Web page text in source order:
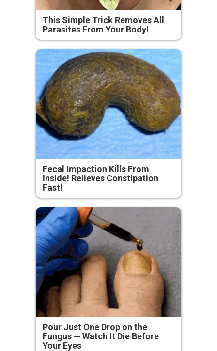
This Simple Trick Removes All
Parasites From Your Body!
Fecal Impaction Kills From
Inside! Relieves Constipation
Fast!
Pour Just One Drop on the
Fungus — Watch It Die Before
Your Eyes